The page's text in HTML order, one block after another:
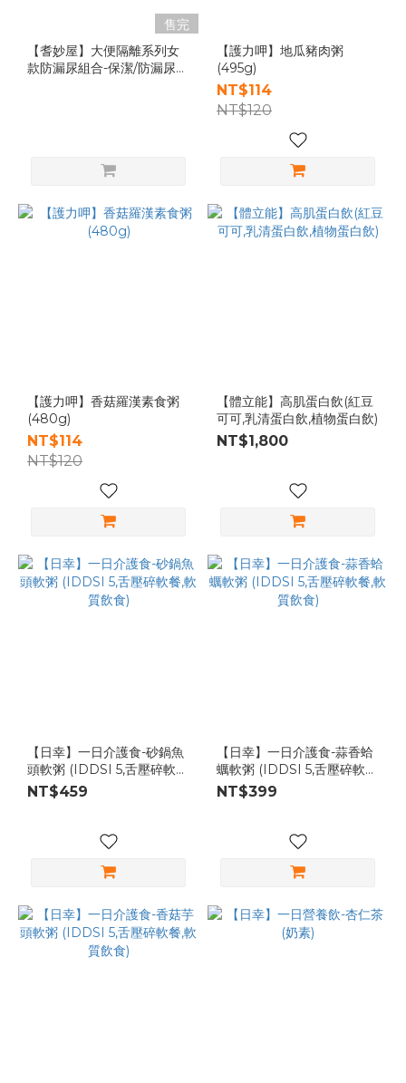
售完
【耆妙屋】大便隔離系列女
款防漏尿組合-保潔/防漏尿內
【護力呷】地瓜豬肉粥
(495g)
NT$114
NT$120
【護力呷】香菇羅漢素食粥
(480g)
NT$114
NT$120
【體立能】高肌蛋白飲(紅豆
可可,乳清蛋白飲,植物蛋白飲)
NT$1,800
【日幸】一日介護食-砂鍋魚
頭軟粥 (IDDSI 5,舌壓碎軟
餐,軟質飲食)
NT$459
【日幸】一日介護食-蒜香蛤
蠣軟粥 (IDDSI 5,舌壓碎軟
餐,軟質飲食)
NT$399